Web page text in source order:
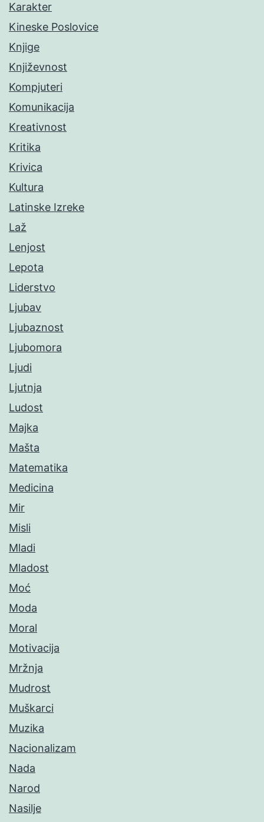
Karakter
Kineske Poslovice
Knjige
Književnost
Kompjuteri
Komunikacija
Kreativnost
Kritika
Krivica
Kultura
Latinske Izreke
Laž
Lenjost
Lepota
Liderstvo
Ljubav
Ljubaznost
Ljubomora
Ljudi
Ljutnja
Ludost
Majka
Mašta
Matematika
Medicina
Mir
Misli
Mladi
Mladost
Moć
Moda
Moral
Motivacija
Mržnja
Mudrost
Muškarci
Muzika
Nacionalizam
Nada
Narod
Nasilje